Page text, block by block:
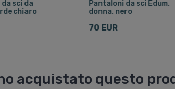
sci da
chiaro
Pantaloni da sci Edum,
donna, nero
70 EUR
acquistato questo